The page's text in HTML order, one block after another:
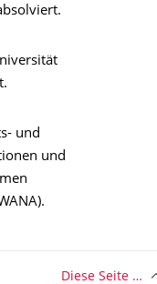
und
und
Diese Seite …